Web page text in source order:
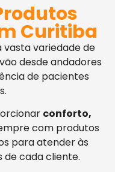
Curitiba
vasta variedade de
desde andadores
de pacientes
conforto,
com produtos
para atender às
de cada cliente.